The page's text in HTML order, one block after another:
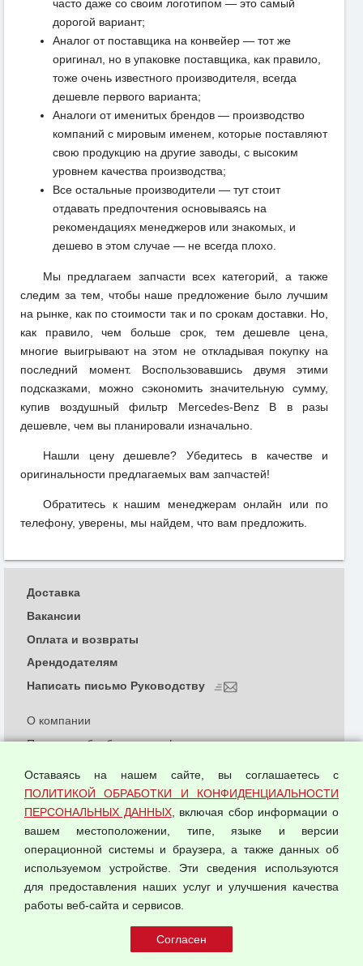
часто даже со своим логотипом — это самый
дорогой вариант;
Аналог от поставщика на конвейер — тот же
оригинал, но в упаковке поставщика, как правило,
тоже очень известного производителя, всегда
дешевле первого варианта;
Аналоги от именитых брендов — производство
компаний с мировым именем, которые поставляют
свою продукцию на другие заводы, с высоким
уровнем качества производства;
Все остальные производители — тут стоит
отдавать предпочтения основываясь на
рекомендациях менеджеров или знакомых, и
дешево в этом случае — не всегда плохо.
Мы предлагаем запчасти всех категорий, а также
следим за тем, чтобы наше предложение было лучшим
на рынке, как по стоимости так и по срокам доставки. Но,
как правило, чем больше срок, тем дешевле цена,
многие выигрывают на этом не откладывая покупку на
последний момент. Воспользовавшись двумя этими
подсказками, можно сэкономить значительную сумму,
купив воздушный фильтр Mercedes-Benz B в разы
дешевле, чем вы планировали изначально.
Нашли цену дешевле? Убедитесь в качестве и
оригинальности предлагаемых вам запчастей!
Обратитесь к нашим менеджерам онлайн или по
телефону, уверены, мы найдем, что вам предложить.
© 2026 ООО "Феникс"
О компании
Политика обработки и конфиденциальности
Согласием на обработку персональных данных
Оферта оптовой купли-продажи
Публичная оферта
Доставка
Вакансии
Оплата и возвраты
Арендодателям
Написать письмо Руководству
Оставаясь на нашем сайте, вы соглашаетесь с
ПОЛИТИКОЙ ОБРАБОТКИ И КОНФИДЕНЦИАЛЬНОСТИ
ПЕРСОНАЛЬНЫХ ДАННЫХ, включая сбор информации о
вашем местоположении, типе, языке и версии
операционной системы и браузера, а также данных об
используемом устройстве. Эти сведения используются
для предоставления наших услуг и улучшения качества
работы веб-сайта и сервисов.